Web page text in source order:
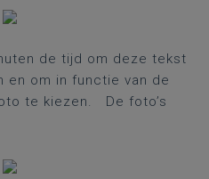
de tijd om deze tekst
en om in functie van de
te kiezen. De foto’s